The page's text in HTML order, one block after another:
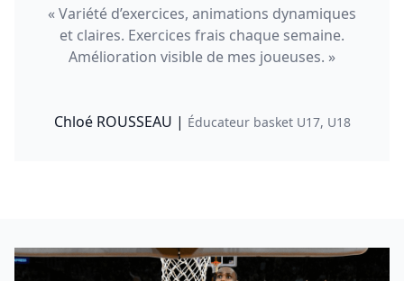
« Variété d’exercices, animations dynamiques
et claires. Exercices frais chaque semaine.
Amélioration visible de mes joueuses. »
Chloé ROUSSEAU | Éducateur basket U17, U18